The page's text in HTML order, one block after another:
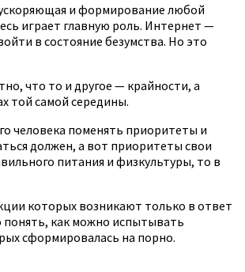
и формирование любой
играет главную роль. Интернет —
в состояние безумства. Но это
что то и другое — крайности, а
той самой середины.
человека поменять приоритеты и
должен, а вот приоритеты свои
питания и физкультуры, то в
которых возникают только в ответ
понять, как можно испытывать
сформировалась на порно.